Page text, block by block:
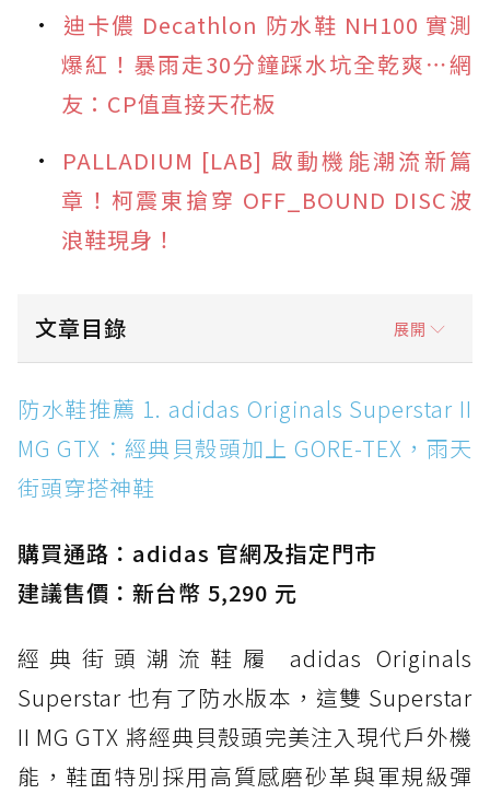
迪卡儂 Decathlon 防水鞋 NH100 實測
爆紅！暴雨走30分鐘踩水坑全乾爽⋯網
友：CP值直接天花板
PALLADIUM [LAB] 啟動機能潮流新篇
章！柯震東搶穿 OFF_BOUND DISC波
浪鞋現身！
文章目錄 展開
防水鞋推薦 1. adidas Originals Superstar II
MG GTX：經典貝殼頭加上 GORE-TEX，雨天街
頭穿搭神鞋
防水鞋推薦 2. New Balance Hierro v9 GORE-
防水鞋推薦 3. Nike Dunk Low GORE-TEX：
經典 Dunk 輪廓加上防水科技，雨天穿搭帥度不
打折
防水鞋推薦 4. ASICS TRABUCO 14 GTX：搭
載 GORE-TEX 隱形貼合科技，全方位防水神鞋
防水鞋推薦 5. Salomon XT-6 GORE-TEX：潮
人必備山系鞋王！防滑、防水與街頭顏值一次攻
頂
防水鞋推薦 1. adidas Originals Superstar II
MG GTX：經典貝殼頭加上 GORE-TEX，雨天
街頭穿搭神鞋
購買通路：adidas 官網及指定門市
建議售價：新台幣 5,290 元
經典街頭潮流鞋履 adidas Originals
Superstar 也有了防水版本，這雙 Superstar
II MG GTX 將經典貝殼頭完美注入現代戶外機
能，鞋面特別採用高質感磨砂革與軍規級彈